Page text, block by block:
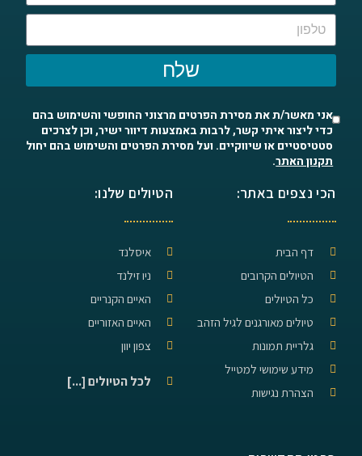
שלח
אני מאשר/ת את מסירת הפרטים מרצוני החופשי והשימוש בהם
כדי ליצור איתי קשר, לרבות באמצעות דיוור ישיר, וכן לצרכים
סטטיסטיים או שיווקיים. ועל מסירת הפרטים והשימוש בהם יחול
תקנון האתר.
הכי נצפים באתר:
דף הבית
הטיולים הקרובים
כל הטיולים
טיולים מאורגנים לגיל הזהב
גלריית תמונות
מידע שימושי למטייל
הצהרת נגישות
הטיולים שלנו:
איסלנד
ניו זילנד
האיים הקנריים
האיים האזוריים
צפון יוון
לכל הטיולים [...]